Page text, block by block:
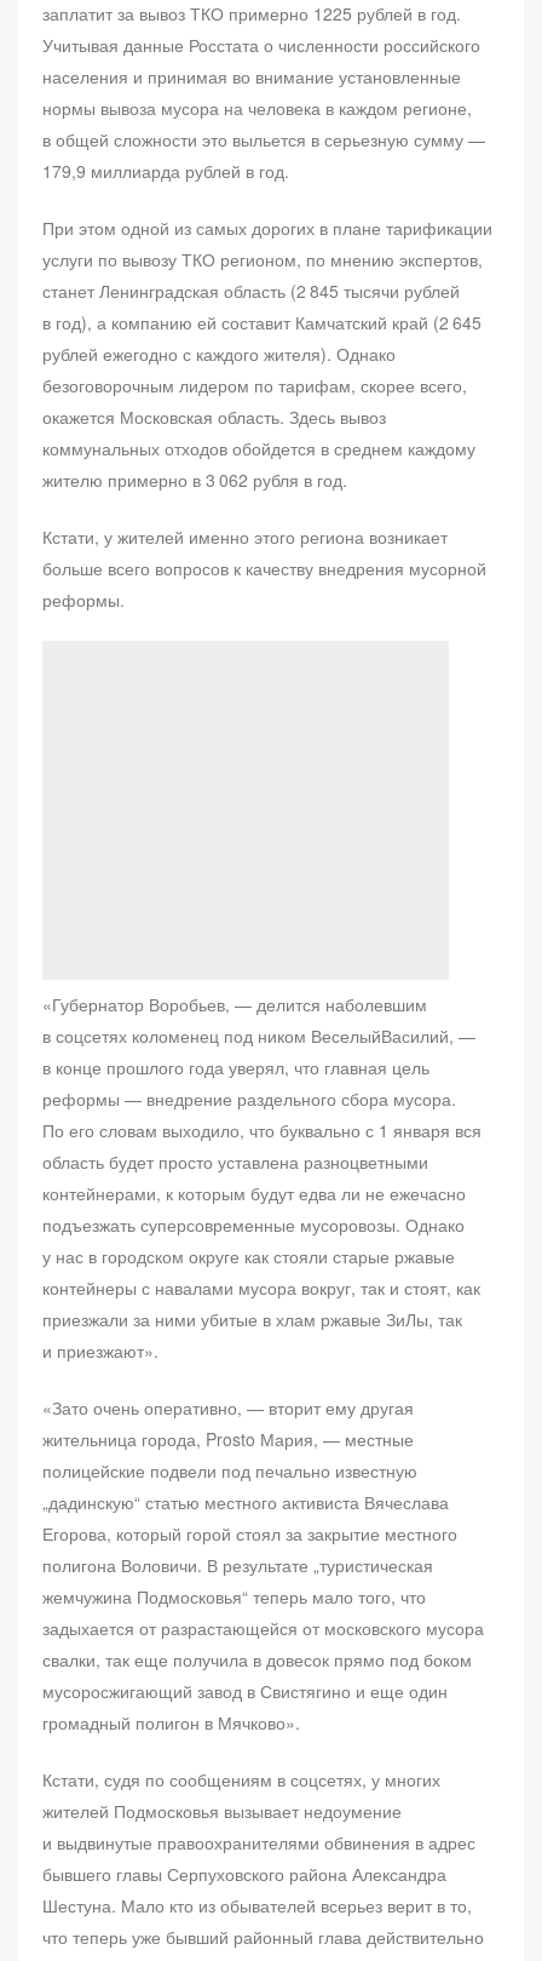
заплатит за вывоз ТКО примерно 1225 рублей в год.
Учитывая данные Росстата о численности российского
населения и принимая во внимание установленные
нормы вывоза мусора на человека в каждом регионе,
в общей сложности это выльется в серьезную сумму —
179,9 миллиарда рублей в год.
При этом одной из самых дорогих в плане тарификации
услуги по вывозу ТКО регионом, по мнению экспертов,
станет Ленинградская область (2 845 тысячи рублей
в год), а компанию ей составит Камчатский край (2 645
рублей ежегодно с каждого жителя). Однако
безоговорочным лидером по тарифам, скорее всего,
окажется Московская область. Здесь вывоз
коммунальных отходов обойдется в среднем каждому
жителю примерно в 3 062 рубля в год.
Кстати, у жителей именно этого региона возникает
больше всего вопросов к качеству внедрения мусорной
реформы.
«Губернатор Воробьев, — делится наболевшим
в соцсетях коломенец под ником ВеселыйВасилий, —
в конце прошлого года уверял, что главная цель
реформы — внедрение раздельного сбора мусора.
По его словам выходило, что буквально с 1 января вся
область будет просто уставлена разноцветными
контейнерами, к которым будут едва ли не ежечасно
подъезжать суперсовременные мусоровозы. Однако
у нас в городском округе как стояли старые ржавые
контейнеры с навалами мусора вокруг, так и стоят, как
приезжали за ними убитые в хлам ржавые ЗиЛы, так
и приезжают».
«Зато очень оперативно, — вторит ему другая
жительница города, Prosto Мария, — местные
полицейские подвели под печально известную
„дадинскую“ статью местного активиста Вячеслава
Егорова, который горой стоял за закрытие местного
полигона Воловичи. В результате „туристическая
жемчужина Подмосковья“ теперь мало того, что
задыхается от разрастающейся от московского мусора
свалки, так еще получила в довесок прямо под боком
мусоросжигающий завод в Свистягино и еще один
громадный полигон в Мячково».
Кстати, судя по сообщениям в соцсетях, у многих
жителей Подмосковья вызывает недоумение
и выдвинутые правоохранителями обвинения в адрес
бывшего главы Серпуховского района Александра
Шестуна. Мало кто из обывателей всерьез верит в то,
что теперь уже бывший районный глава действительно